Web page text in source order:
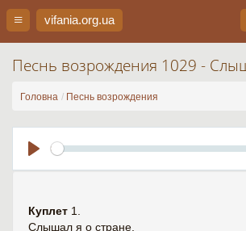
vifania.org.ua
Песнь возрождения 1029 -
Головна Песнь возрождения
Seek
Куплет 1.
Слышал я о стране,